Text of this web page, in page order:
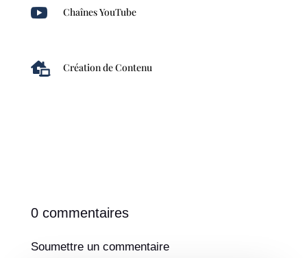
 Chaînes YouTube
 Création de Contenu
0 commentaires
Soumettre un commentaire